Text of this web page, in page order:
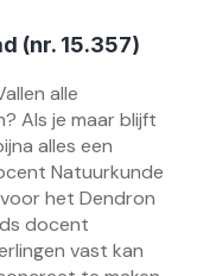
(nr. 15.357)
alle
Als je maar blijft
alles een
Natuurkunde
het Dendron
docent
vast kan